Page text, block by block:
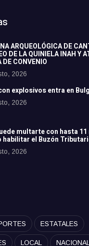
ARQUEOLÓGICA DE
DE LA QUINIELA INAH Y
DE CONVENIO
2026
explosivos entra en
2026
multarte con hasta
habilitar el Buzón
2026
ESTATALES
LOCAL NACIONAL